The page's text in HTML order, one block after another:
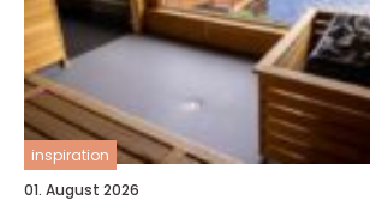
inspiration
01. August 2026